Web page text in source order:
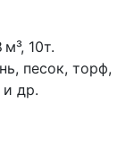
10т.
песок, торф,
и др.